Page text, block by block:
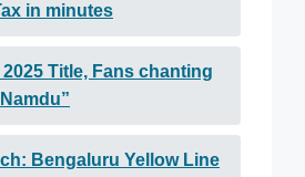
in minutes
Title, Fans chanting
Bengaluru Yellow Line